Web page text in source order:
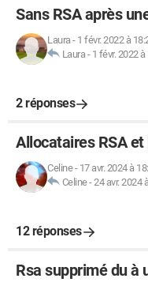
Sans RSA après
Laura- 1 févr. 2022 à
Laura- 1 févr. 2022 à
2 réponses
Allocataires RSA
Celine- 17 avr. 2024 à
Celine-24 avr. 2024
12 réponses
Rsa supprimé du à